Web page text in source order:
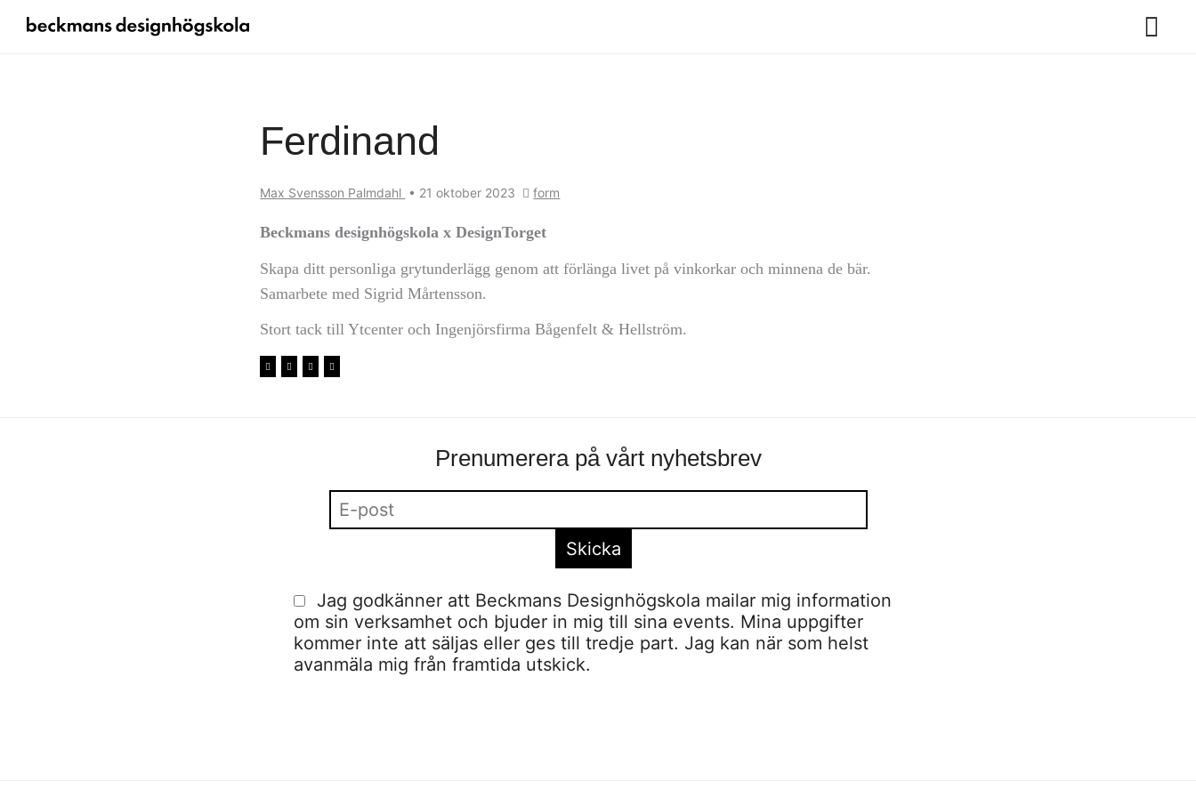
Ferdinand
Max Svensson Palmdahl • 21 oktober 2023 form
Beckmans designhögskola x DesignTorget
Skapa ditt personliga grytunderlägg genom att förlänga livet på vinkorkar och minnena de bär.
Samarbete med Sigrid Mårtensson.
Stort tack till Ytcenter och Ingenjörsfirma Bågenfelt & Hellström.
Prenumerera på vårt nyhetsbrev
Jag godkänner att Beckmans Designhögskola mailar mig information
om sin verksamhet och bjuder in mig till sina events. Mina uppgifter
kommer inte att säljas eller ges till tredje part. Jag kan när som helst
avanmäla mig från framtida utskick.